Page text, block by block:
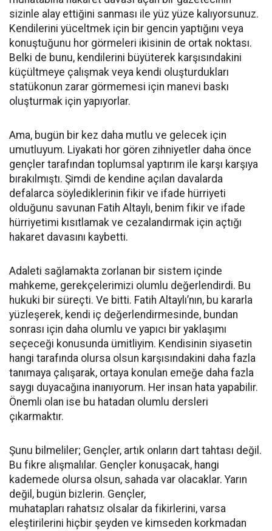
sizinle alay ettiğini sanması ile yüz yüze kalıyorsunuz.
Kendilerini yüceltmek için bir gencin yaptığını veya
konuştuğunu hor görmeleri ikisinin de ortak noktası.
Belki de bunu, kendilerini büyüterek karşısındakini
küçültmeye çalışmak veya kendi oluşturdukları
statükonun zarar görmemesi için manevi baskı
oluşturmak için yapıyorlar.
Ama, bugün bir kez daha mutlu ve gelecek için
umutluyum. Liyakati hor gören zihniyetler daha önce
gençler tarafından toplumsal yaptırım ile karşı karşıya
bırakılmıştı. Şimdi de kendine açılan davalarda
defalarca söylediklerinin fikir ve ifade hürriyeti
olduğunu savunan Fatih Altaylı, benim fikir ve ifade
hürriyetimi kısıtlamak ve cezalandırmak için açtığı
hakaret davasını kaybetti.
Adaleti sağlamakta zorlanan bir sistem içinde
mahkeme, gerekçelerimizi olumlu değerlendirdi. Bu
hukuki bir süreçti. Ve bitti. Fatih Altaylı’nın, bu kararla
yüzleşerek, kendi iç değerlendirmesinde, bundan
sonrası için daha olumlu ve yapıcı bir yaklaşımı
seçeceği konusunda ümitliyim. Kendisinin siyasetin
hangi tarafında olursa olsun karşısındakini daha fazla
tanımaya çalışarak, ortaya konulan emeğe daha fazla
saygı duyacağına inanıyorum. Her insan hata yapabilir.
Önemli olan ise bu hatadan olumlu dersleri
çıkarmaktır.
Şunu bilmeliler; Gençler, artık onların dart tahtası değil.
Bu fikre alışmalılar. Gençler konuşacak, hangi
kademede olursa olsun, sahada var olacaklar. Yarın
değil, bugün bizlerin. Gençler,
muhatapları rahatsız olsalar da fikirlerini, varsa
eleştirilerini hiçbir şeyden ve kimseden korkmadan